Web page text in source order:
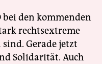
den kommenden
rechtsextreme
Gerade jetzt
Solidarität. Auch